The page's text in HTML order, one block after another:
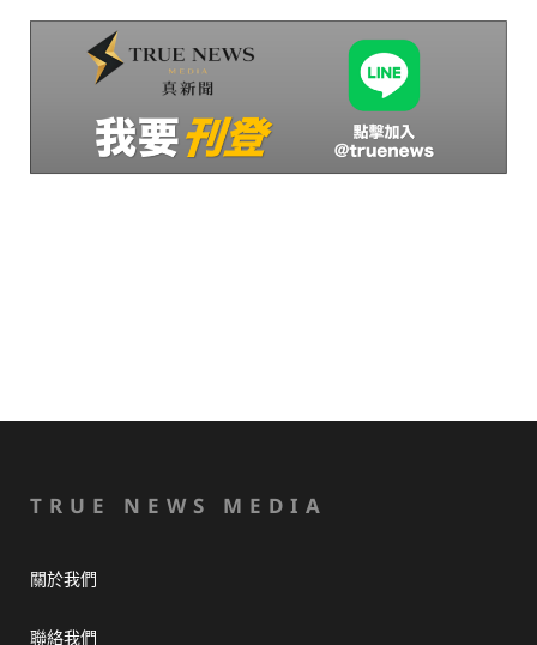
TRUE NEWS MEDIA
關於我們
聯絡我們